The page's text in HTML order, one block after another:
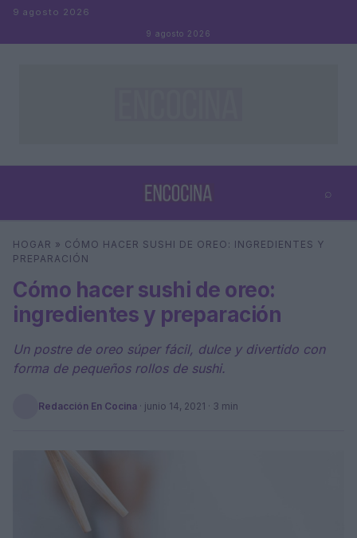
Saltar al contenido
9 agosto 2026
9 agosto 2026
⌕
Buscar ⌕
HOGAR » CÓMO HACER SUSHI DE OREO: INGREDIENTES Y
PREPARACIÓN
Cómo hacer sushi de oreo:
ingredientes y preparación
Un postre de oreo súper fácil, dulce y divertido con
forma de pequeños rollos de sushi.
Redacción En Cocina · junio 14, 2021 · 3 min